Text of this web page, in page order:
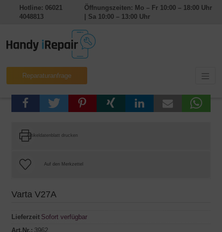
Hotline: 06021
4048813
Öffnungszeiten: Mo – Fr 10:00 – 18:00 Uhr
| Sa 10:00 – 13:00 Uhr
Reparaturanfrage
Artikeldatenblatt drucken
Varta V27A
Lieferzeit Sofort verfügbar
Art.Nr.: 3962